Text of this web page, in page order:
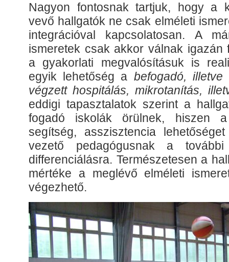
Nagyon fontosnak tartjuk, hogy a
vevő hallgatók ne csak elméleti
integrációval kapcsolatosan. A
ismeretek csak akkor válnak igazán
a gyakorlati megvalósításuk is
egyik lehetőség a befogadó, illetve
végzett hospitálás, mikrotanítás,
eddigi tapasztalatok szerint a
fogadó iskolák örülnek, hiszen
segítség, asszisztencia
vezető pedagógusnak a további
differenciálásra. Természetesen a
mértéke a meglévő elméleti
végezhető.